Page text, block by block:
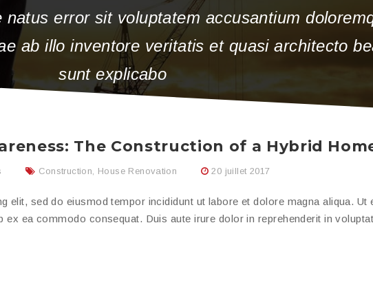
error sit voluptatem accusantium
ab illo inventore veritatis et quasi architecto
sunt explicabo
The Construction of a Hybrid
Construction House Renovation 20 juillet 2017
elit, sed do eiusmod tempor incididunt ut labore et dolore magna aliqua. Ut
ea commodo consequat. Duis aute irure dolor in reprehenderit in